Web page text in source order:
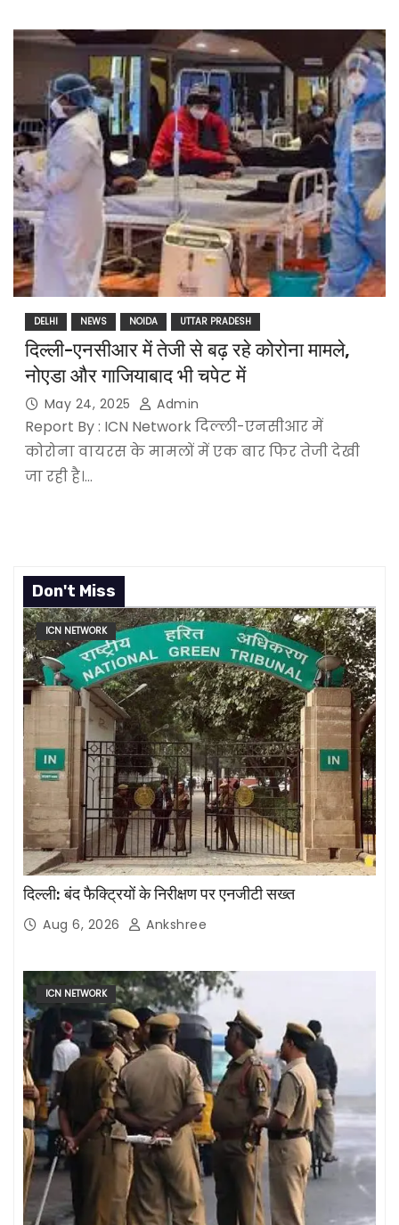
DELHI NEWS NOIDA UTTAR PRADESH
दिल्ली-एनसीआर में तेजी से बढ़ रहे कोरोना मामले,
नोएडा और गाजियाबाद भी चपेट में
May 24, 2025 Admin
Report By : ICN Network दिल्ली-एनसीआर में
कोरोना वायरस के मामलों में एक बार फिर तेजी देखी
जा रही है।…
Don't Miss
ICN NETWORK
दिल्ली: बंद फैक्ट्रियों के निरीक्षण पर एनजीटी सख्त
Aug 6, 2026 Ankshree
ICN NETWORK